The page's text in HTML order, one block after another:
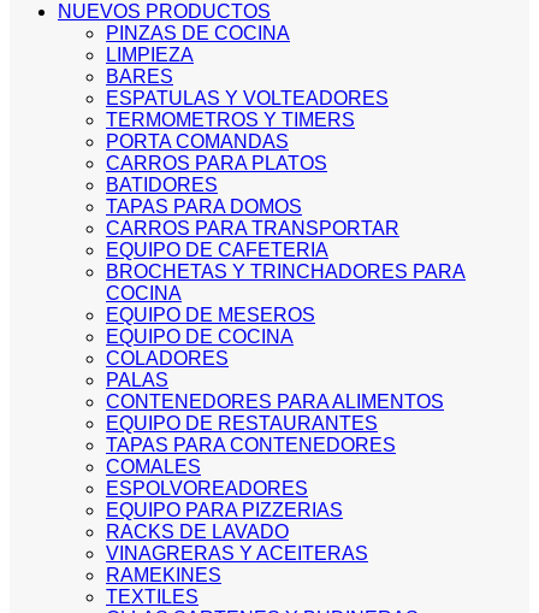
NUEVOS PRODUCTOS
PINZAS DE COCINA
LIMPIEZA
BARES
ESPATULAS Y VOLTEADORES
TERMOMETROS Y TIMERS
PORTA COMANDAS
CARROS PARA PLATOS
BATIDORES
TAPAS PARA DOMOS
CARROS PARA TRANSPORTAR
EQUIPO DE CAFETERIA
BROCHETAS Y TRINCHADORES PARA
COCINA
EQUIPO DE MESEROS
EQUIPO DE COCINA
COLADORES
PALAS
CONTENEDORES PARA ALIMENTOS
EQUIPO DE RESTAURANTES
TAPAS PARA CONTENEDORES
COMALES
ESPOLVOREADORES
EQUIPO PARA PIZZERIAS
RACKS DE LAVADO
VINAGRERAS Y ACEITERAS
RAMEKINES
TEXTILES